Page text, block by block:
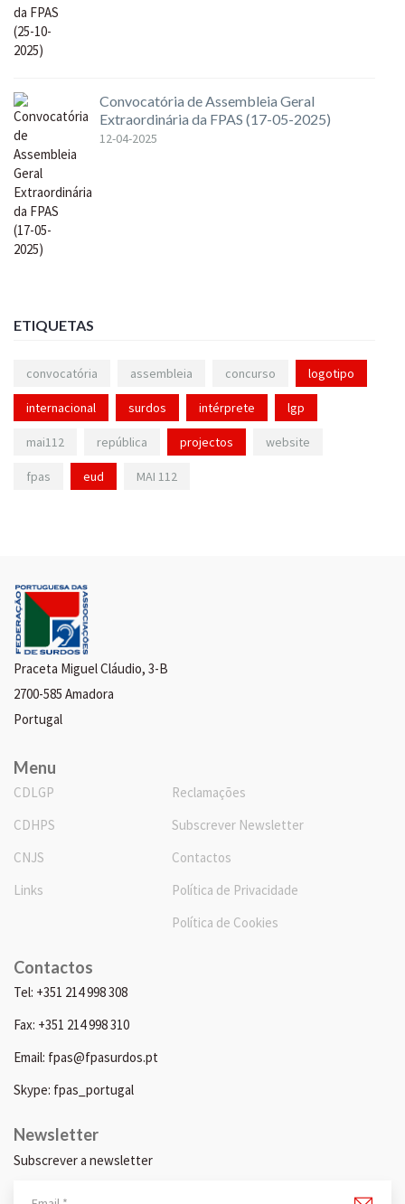
Convocatória de Assembleia Geral
Extraordinária da FPAS (17-05-2025)
12-04-2025
ETIQUETAS
convocatória assembleia concurso logotipo
internacional surdos intérprete lgp
mai112 república projectos website
fpas eud MAI 112
Praceta Miguel Cláudio, 3-B
2700-585 Amadora
Portugal
Menu
CDLGP
CDHPS
CNJS
Links
Reclamações
Subscrever Newsletter
Contactos
Política de Privacidade
Política de Cookies
Contactos
Tel: +351 214 998 308
Fax: +351 214 998 310
Email: fpas@fpasurdos.pt
Skype: fpas_portugal
Newsletter
Subscrever a newsletter